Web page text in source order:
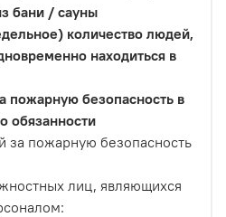
бани / сауны
количество людей,
находиться в
пожарную безопасность в
обязанности
за пожарную безопасность
лиц, являющихся